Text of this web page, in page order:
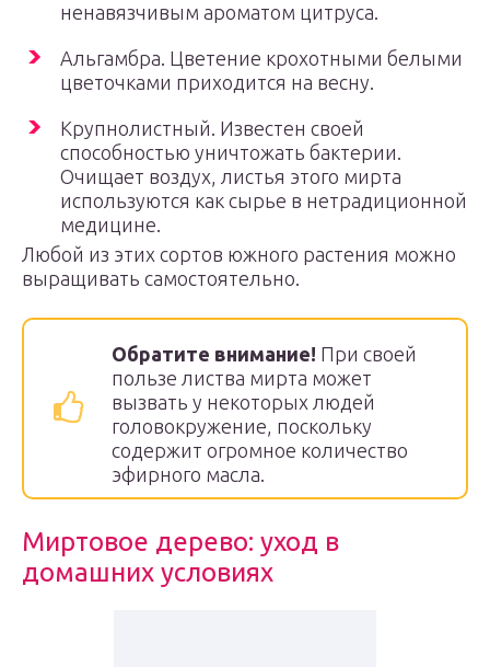
ненавязчивым ароматом цитруса.
Альгамбра. Цветение крохотными белыми
цветочками приходится на весну.
Крупнолистный. Известен своей
способностью уничтожать бактерии.
Очищает воздух, листья этого мирта
используются как сырье в нетрадиционной
медицине.
Любой из этих сортов южного растения можно
выращивать самостоятельно.
Обратите внимание! При своей
пользе листва мирта может
вызвать у некоторых людей
головокружение, поскольку
содержит огромное количество
эфирного масла.
Миртовое дерево: уход в
домашних условиях